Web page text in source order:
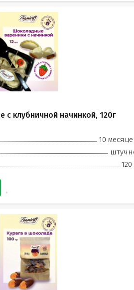
с клубничной начинкой, 120г
10
120